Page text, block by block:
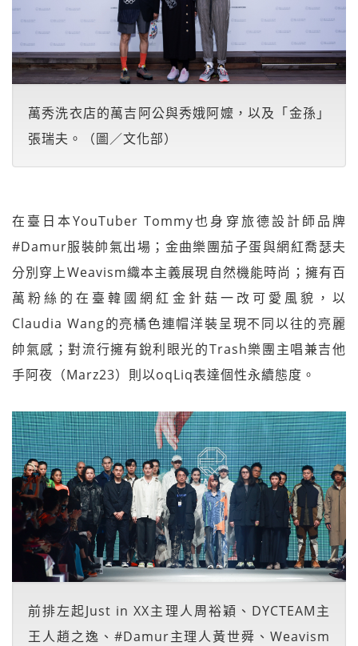
萬秀洗衣店的萬吉阿公與秀娥阿嬤，以及「金孫」
張瑞夫。（圖／文化部）
在臺日本YouTuber Tommy也身穿旅德設計師品牌
#Damur服裝帥氣出場；金曲樂團茄子蛋與網紅喬瑟夫
分別穿上Weavism織本主義展現自然機能時尚；擁有百
萬粉絲的在臺韓國網紅金針菇一改可愛風貌，以
Claudia Wang的亮橘色連帽洋裝呈現不同以往的亮麗
帥氣感；對流行擁有銳利眼光的Trash樂團主唱兼吉他
手阿夜（Marz23）則以oqLiq表達個性永續態度。
前排左起Just in XX主理人周裕穎、DYCTEAM主
王人趙之逸、#Damur主理人黃世舜、Weavism